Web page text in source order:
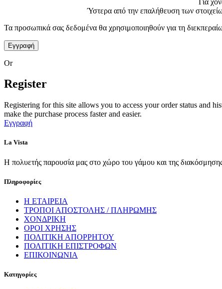
Ύστερα από την επαλήθευση των
Τα προσωπικά σας δεδομένα θα χρησιμοποιηθούν για τη
Εγγραφή
Or
Register
Registering for this site allows you to access your order status and
make the purchase process faster and easier.
Εγγραφή
La Vista
Η πολυετής παρουσία μας στο χώρο του γάμου και της
Πληροφορίες
Η ΕΤΑΙΡΕΙΑ
ΤΡΟΠΟΙ ΑΠΟΣΤΟΛΗΣ / ΠΛΗΡΩΜΗΣ
ΧΟΝΔΡΙΚΗ
ΟΡΟΙ ΧΡΗΣΗΣ
ΠΟΛΙΤΙΚΗ ΑΠΟΡΡΗΤΟΥ
ΠΟΛΙΤΙΚΗ ΕΠΙΣΤΡΟΦΩΝ
ΕΠΙΚΟΙΝΩΝΙΑ
Κατηγορίες